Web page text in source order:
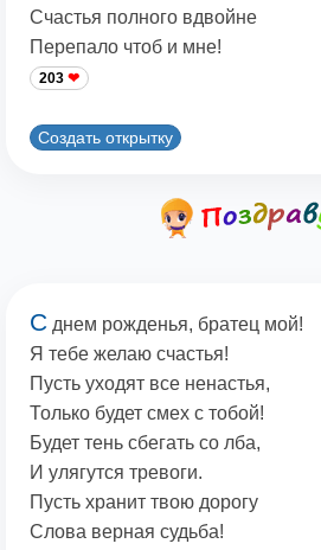
Счастья полного вдвойне
Перепало чтоб и мне!
203
Создать открытку
С днем рожденья, братец мой!
Я тебе желаю счастья!
Пусть уходят все ненастья,
Только будет смех с тобой!
Будет тень сбегать со лба,
И улягутся тревоги.
Пусть хранит твою дорогу
Слова верная судьба!